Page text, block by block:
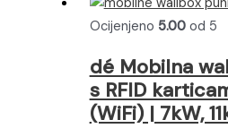
više
varijanti.
Opcije
se
mogu
odabrati
Ocijenjeno 5.00od 5
dé Mobilna
s RFID
(WiFi) | 7kW,